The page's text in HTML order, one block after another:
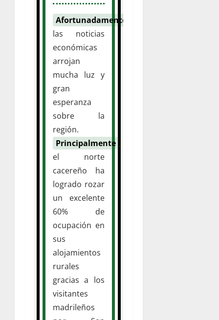
Afortunadamente
las noticias
económicas
arrojan
mucha luz y
gran
esperanza
sobre la
región.
Principalmente ,
el norte
cacereño ha
logrado rozar
un excelente
60% de
ocupación en
sus
alojamientos
rurales
gracias a los
visitantes
madrileños